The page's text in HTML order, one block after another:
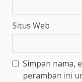
Situs Web
Simpan nama,
peramban ini